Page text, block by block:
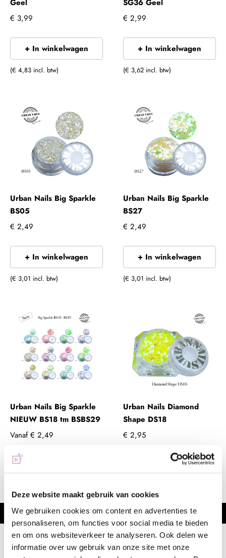
Deze website maakt gebruik van cookies
We gebruiken cookies om content en advertenties te
personaliseren, om functies voor social media te bieden
en om ons websiteverkeer te analyseren. Ook delen we
informatie over uw gebruik van onze site met onze
Geel
€ 3,99
+ In winkelwagen
(€ 4,83 incl. btw)
SG36 Geel
€ 2,99
+ In winkelwagen
(€ 3,62 incl. btw)
Urban Nails Big Sparkle
BS05
€ 2,49
+ In winkelwagen
(€ 3,01 incl. btw)
Urban Nails Big Sparkle
BS27
€ 2,49
+ In winkelwagen
(€ 3,01 incl. btw)
Urban Nails Big Sparkle
NIEUW BS18 tm BSBS29
Vanaf € 2,49
Urban Nails Diamond
Shape DS18
€ 2,95
+ In winkelwagen
Voor 15:00 besteld = vandaag verzonden